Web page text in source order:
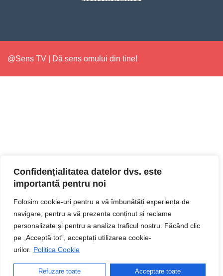
Confidențialitatea datelor dvs. este
importantă pentru noi
Folosim cookie-uri pentru a vă îmbunătăți experiența de
navigare, pentru a vă prezenta conținut și reclame
personalizate și pentru a analiza traficul nostru. Făcând clic
pe „Acceptă tot”, acceptați utilizarea cookie-
urilor. Politica Cookie
Refuzare toate Acceptare toate
@Sens TV | Dă sens omului din tine!